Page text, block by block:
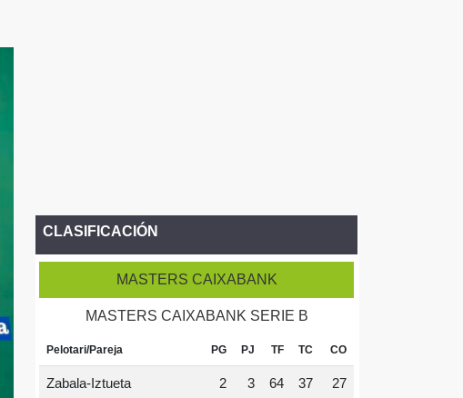
CLASIFICACIÓN
MASTERS CAIXABANK
MASTERS CAIXABANK SERIE B
Pelotari/Pareja PG PJ TF TC CO
Zabala-Iztueta 2 3 64 37 27